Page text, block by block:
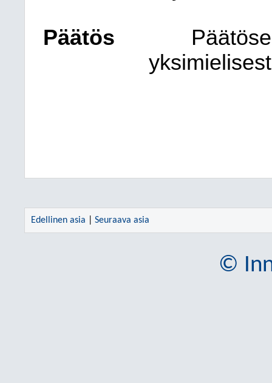
Päätös
Edellinen asia Seuraava asia
©